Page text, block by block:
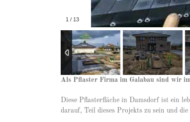
1 / 13
Als Pflaster Firma im Galabau sind wir
Diese Pflasterfläche in Damsdorf ist ein
darauf, Teil dieses Projekts zu sein und